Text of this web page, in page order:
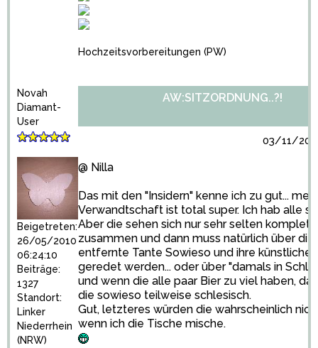
Hochzeitsvorbereitungen (PW)
Novah
Diamant-
User
Beigetreten:
26/05/2010
06:24:10
Beiträge:
1327
Standort:
Linker
Niederrhein
(NRW)
AW:SITZORDNUNG..?!
03/11/
@ Nilla
Das mit den "Insidern" kenne ich zu gut...
Verwandtschaft ist total super. Ich hab alle
Aber die sehen sich nur sehr selten komplett
zusammen und dann muss natürlich über die
entfernte Tante Sowieso und ihre künstliche
geredet werden... oder über "damals in
und wenn die alle paar Bier zu viel haben,
die sowieso teilweise schlesisch.
Gut, letzteres würden die wahrscheinlich
wenn ich die Tische mische.